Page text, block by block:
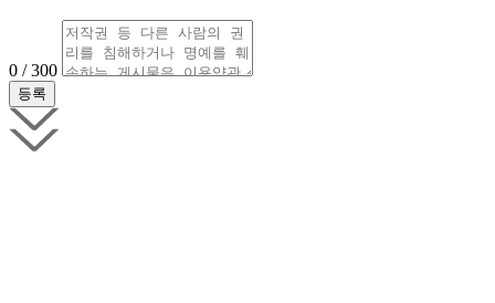
0 / 300